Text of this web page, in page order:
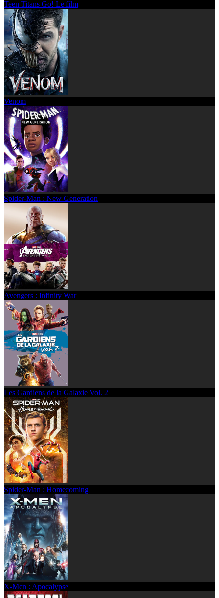
Teen Titans Go! Le film
Venom
Spider-Man : New Generation
Avengers : Infinity War
Les Gardiens de la Galaxie Vol. 2
Spider-Man : Homecoming
X-Men : Apocalypse